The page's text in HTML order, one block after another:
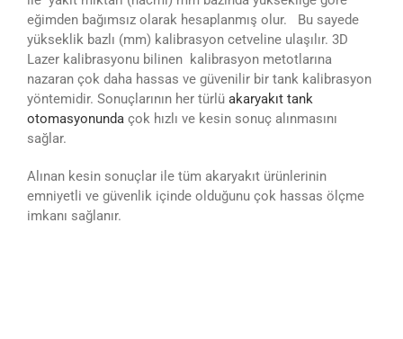
eğimden bağımsız olarak hesaplanmış olur. Bu sayede
yükseklik bazlı (mm) kalibrasyon cetveline ulaşılır. 3D
Lazer kalibrasyonu bilinen kalibrasyon metotlarına
nazaran çok daha hassas ve güvenilir bir tank kalibrasyon
yöntemidir. Sonuçlarının her türlü akaryakıt tank
otomasyonunda çok hızlı ve kesin sonuç alınmasını
sağlar.
Alınan kesin sonuçlar ile tüm akaryakıt ürünlerinin
emniyetli ve güvenlik içinde olduğunu çok hassas ölçme
imkanı sağlanır.